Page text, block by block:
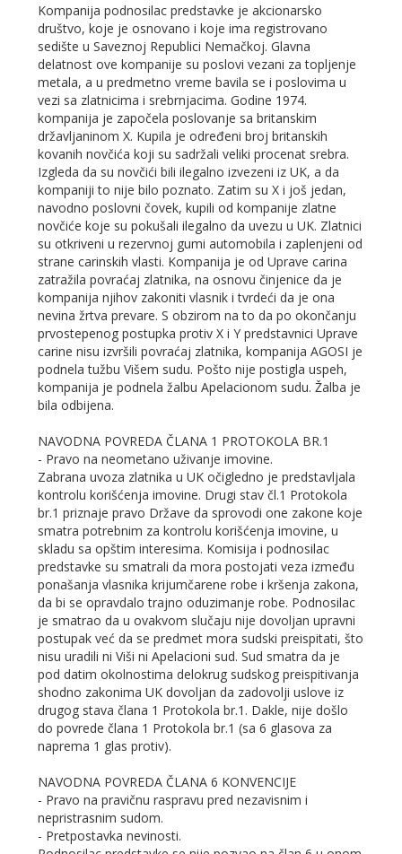
Kompanija podnosilac predstavke je akcionarsko
društvo, koje je osnovano i koje ima registrovano
sedište u Saveznoj Republici Nemačkoj. Glavna
delatnost ove kompanije su poslovi vezani za topljenje
metala, a u predmetno vreme bavila se i poslovima u
vezi sa zlatnicima i srebrnjacima. Godine 1974.
kompanija je započela poslovanje sa britanskim
državljaninom X. Kupila je određeni broj britanskih
kovanih novčića koji su sadržali veliki procenat srebra.
Izgleda da su novčići bili ilegalno izvezeni iz UK, a da
kompaniji to nije bilo poznato. Zatim su X i još jedan,
navodno poslovni čovek, kupili od kompanije zlatne
novčiće koje su pokušali ilegalno da uvezu u UK. Zlatnici
su otkriveni u rezervnoj gumi automobila i zaplenjeni od
strane carinskih vlasti. Kompanija je od Uprave carina
zatražila povraćaj zlatnika, na osnovu činjenice da je
kompanija njihov zakoniti vlasnik i tvrdeći da je ona
nevina žrtva prevare. S obzirom na to da po okončanju
prvostepenog postupka protiv X i Y predstavnici Uprave
carine nisu izvršili povraćaj zlatnika, kompanija AGOSI je
podnela tužbu Višem sudu. Pošto nije postigla uspeh,
kompanija je podnela žalbu Apelacionom sudu. Žalba je
bila odbijena.
NAVODNA POVREDA ČLANA 1 PROTOKOLA BR.1
- Pravo na neometano uživanje imovine.
Zabrana uvoza zlatnika u UK očigledno je predstavljala
kontrolu korišćenja imovine. Drugi stav čl.1 Protokola
br.1 priznaje pravo Države da sprovodi one zakone koje
smatra potrebnim za kontrolu korišćenja imovine, u
skladu sa opštim interesima. Komisija i podnosilac
predstavke su smatrali da mora postojati veza između
ponašanja vlasnika krijumčarene robe i kršenja zakona,
da bi se opravdalo trajno oduzimanje robe. Podnosilac
je smatrao da u ovakvom slučaju nije dovoljan upravni
postupak već da se predmet mora sudski preispitati, što
nisu uradili ni Viši ni Apelacioni sud. Sud smatra da je
pod datim okolnostima delokrug sudskog preispitivanja
shodno zakonima UK dovoljan da zadovolji uslove iz
drugog stava člana 1 Protokola br.1. Dakle, nije došlo
do povrede člana 1 Protokola br.1 (sa 6 glasova za
naprema 1 glas protiv).
NAVODNA POVREDA ČLANA 6 KONVENCIJE
- Pravo na pravičnu raspravu pred nezavisnim i
nepristrasnim sudom.
- Pretpostavka nevinosti.